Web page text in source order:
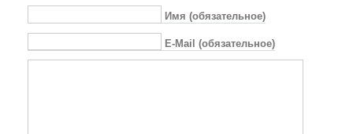
Имя (обязательное)
E-Mail (обязательное)